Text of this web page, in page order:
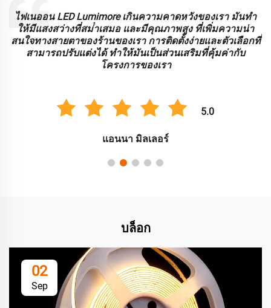
ไฟเนออน LED Lumimore เกินความคาดหวังของเรา มันทํา
ให้มีแสงสว่างที่สม่ําเสมอ และมีคุณภาพสูง ที่เพิ่มความน่า
สนใจทางสายตาของร้านของเรา การติดตั้งง่ายและตัวเลือกที่
สามารถปรับแต่งได้ ทําให้มันเป็นส่วนเสริมที่คุ้มค่ากับ
โครงการของเรา
5.0
แอนนา มิลเลอร์
บล็อก
02
Sep